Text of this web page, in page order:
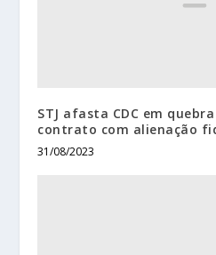
STJ afasta CDC em
contrato com alienação
31/08/2023